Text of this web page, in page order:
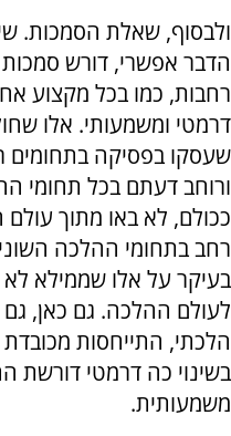
ולבסוף, שאלת הסמכות.
הדבר אפשרי, דורש
רחבות, כמו בכל מקצוע
דרמטי ומשמעותי. אלו
שעסקו בפסיקה בתחומים
ורוחב דעתם בכל תחומי
ככולם, לא באו מתוך עולם
רחב בתחומי ההלכה
בעיקר על אלו שממילא
לעולם ההלכה. גם כאן, גם
הלכתי, התייחסות
בשינוי כה דרמטי דורשת
משמעותית.